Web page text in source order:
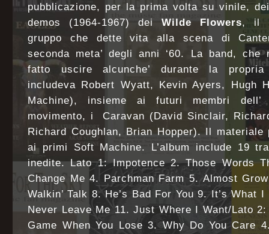
pubblicazione, per la prima volta su vinile,
demos (1964-1967) dei Wilde Flowers, il
gruppo che dette vita alla scena di
seconda meta’ degli anni ‘60. La band, che
fatto uscire alcunche’ durante la propria
includeva Robert Wyatt, Kevin Ayers, Hugh
Machine), insieme ai futuri membri
movimento, i Caravan (David Sinclair,
Richard Coughlan, Brian Hopper). Il materiale
ai primi Soft Machine. L’album include 19
inedite. Lato 1: Impotence 2. Those Words
Change Me 4. Parchman Farm 5. Almost
Walkin’ Talk 8. He’s Bad For You 9. It’s What
Never Leave Me 11. Just Where I Want/Lato
Game When You Lose 3. Why Do You Care